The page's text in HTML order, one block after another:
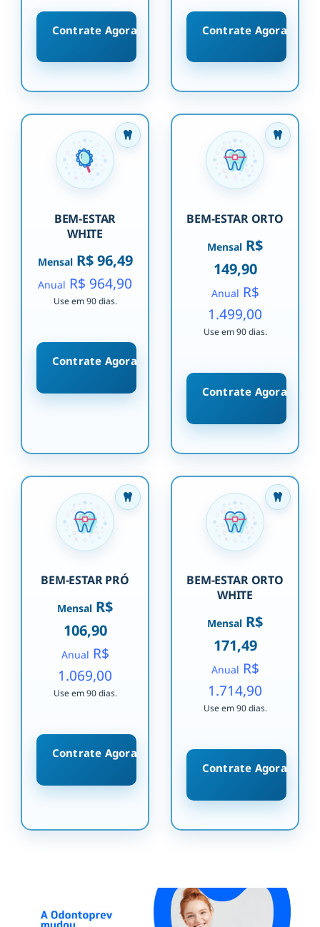
Contrate Agora Contrate Agora
BEM-ESTAR
WHITE
MensalR$ 96,49
Anual R$ 964,90
Use em 90 dias.
Contrate Agora
BEM-ESTAR ORTO
Mensal R$
149,90
Anual R$
1.499,00
Use em 90 dias.
Contrate Agora
BEM-ESTAR PRÓ
Mensal R$
106,90
Anual R$
1.069,00
Use em 90 dias.
Contrate Agora
BEM-ESTAR ORTO
WHITE
Mensal R$
171,49
Anual R$
1.714,90
Use em 90 dias.
Contrate Agora